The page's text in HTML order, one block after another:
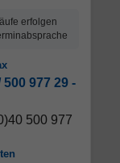
erfolgen
500 977 29 -
500 977